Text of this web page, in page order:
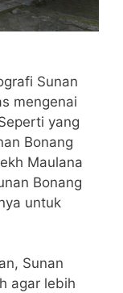
Sunan
mengenai
yang
Bonang
Maulana
Bonang
untuk
Sunan
agar lebih